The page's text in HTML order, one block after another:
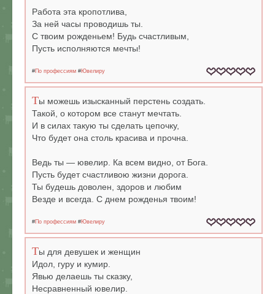
Работа эта кропотлива,
За ней часы проводишь ты.
С твоим рожденьем! Будь счастливым,
Пусть исполняются мечты!
#По профессиям #Ювелиру
Ты можешь изысканный перстень создать.
Такой, о котором все станут мечтать.
И в силах такую ты сделать цепочку,
Что будет она столь красива и прочна.
Ведь ты — ювелир. Ка всем видно, от Бога.
Пусть будет счастливою жизни дорога.
Ты будешь доволен, здоров и любим
Везде и всегда. С днем рожденья твоим!
#По профессиям #Ювелиру
Ты для девушек и женщин
Идол, гуру и кумир.
Явью делаешь ты сказку,
Несравненный ювелир.